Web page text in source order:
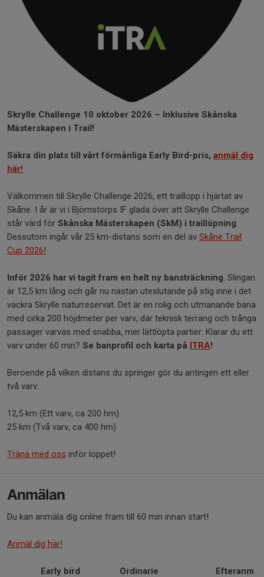
Skrylle Challenge 10 oktober 2026 – Inklusive Skånska
Mästerskapen i Trail!
Säkra din plats till vårt förmånliga Early Bird-pris, anmäl dig
här!
Välkommen till Skrylle Challenge 2026, ett traillopp i hjärtat av
Skåne. I år är vi i Björnstorps IF glada över att Skrylle Challenge
står värd för Skånska Mästerskapen (SkM) i traillöpning.
Dessutom ingår vår 25 km-distans som en del av Skåne Trail
Cup 2026!
Inför 2026 har vi tagit fram en helt ny bansträckning. Slingan
är 12,5 km lång och går nu nästan uteslutande på stig inne i det
vackra Skrylle naturreservat. Det är en rolig och utmanande bana
med cirka 200 höjdmeter per varv, där teknisk terräng och trånga
passager varvas med snabba, mer lättlöpta partier. Klarar du ett
varv under 60 min? Se banprofil och karta på ITRA!
Beroende på vilken distans du springer gör du antingen ett eller
två varv:
12,5 km (Ett varv, ca 200 hm)
25 km (Två varv, ca 400 hm)
Träna med oss inför loppet!
Anmälan
Du kan anmäla dig online fram till 60 min innan start!
Anmäl dig här!
Early bird
Ordinarie
Efteranm